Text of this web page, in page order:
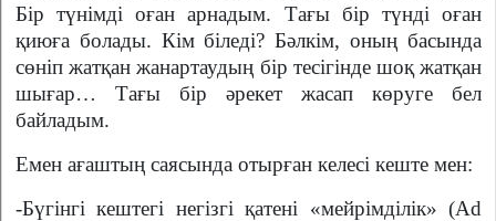
Бір түнімді оған арнадым. Тағы бір түнді оған
қиюға болады. Кім біледі? Бәлкім, оның басында
сөніп жатқан жанартаудың бір тесігінде шоқ жатқан
шығар… Тағы бір әрекет жасап көруге бел
байладым.
Емен ағаштың саясында отырған келесі кеште мен:
-Бүгінгі кештегі негізгі қатені «мейрімділік» (Ad